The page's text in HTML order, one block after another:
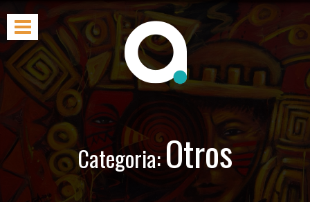
Categoria:Otros